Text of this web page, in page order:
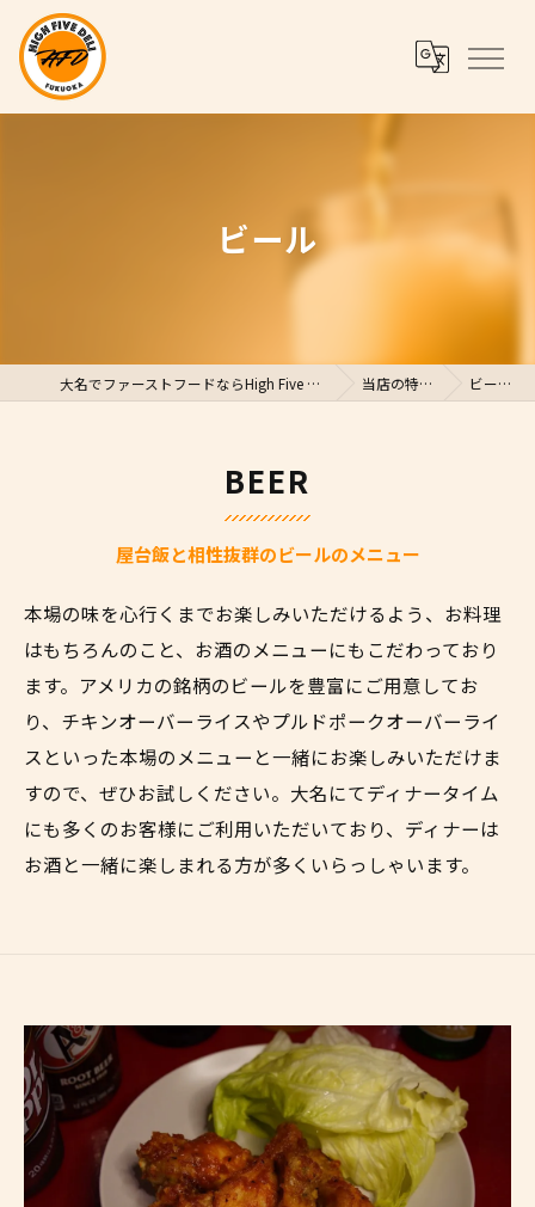
ビール
大名でファーストフードならHigh Five Deli 当店の特徴 ビール
屋台飯と相性抜群のビールのメニュー
BEER
本場の味を心行くまでお楽しみいただけるよう、お料理
はもちろんのこと、お酒のメニューにもこだわっており
ます。アメリカの銘柄のビールを豊富にご用意してお
り、チキンオーバーライスやプルドポークオーバーライ
スといった本場のメニューと一緒にお楽しみいただけま
すので、ぜひお試しください。大名にてディナータイム
にも多くのお客様にご利用いただいており、ディナーは
お酒と一緒に楽しまれる方が多くいらっしゃいます。